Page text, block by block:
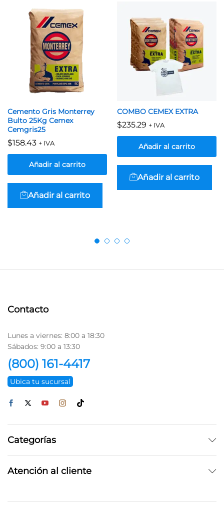
Cemento Gris Monterrey
Bulto 25Kg Cemex
Cemgris25
$158.43 + IVA
Añadir al carrito
Añadir al carrito
COMBO CEMEX EXTRA
$235.29 + IVA
Añadir al carrito
Añadir al carrito
Contacto
Lunes a viernes: 8:00 a 18:30
Sábados: 9:00 a 13:30
(800) 161-4417
Ubica tu sucursal
Categorías
Atención al cliente